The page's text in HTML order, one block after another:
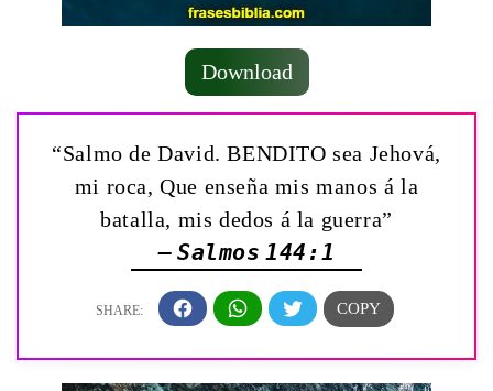
Download
“Salmo de David. BENDITO sea Jehová,
mi roca, Que enseña mis manos á la
batalla, mis dedos á la guerra”
— Salmos 144:1